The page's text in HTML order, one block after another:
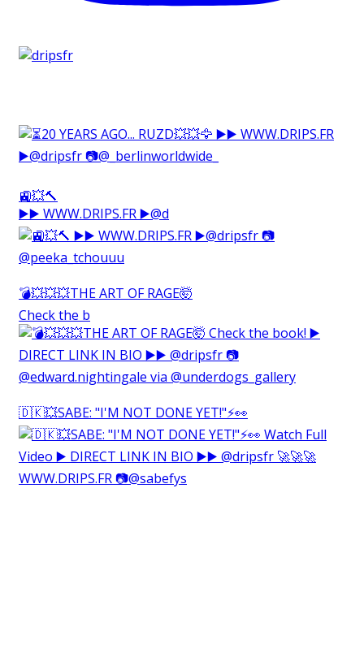
🚉💥🔨⁠
▶️▶️ WWW.DRIPS.FR ▶️@d
💣💥💥💥THE ART OF RAGE🤯⁠
Check the b
🇩🇰💥SABE: "I'M NOT DONE YET!"⚡️👀⁠